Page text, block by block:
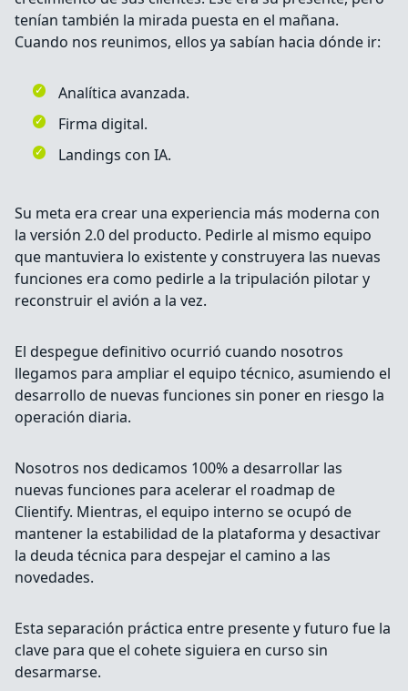
tenían también la mirada puesta en el mañana.
Cuando nos reunimos, ellos ya sabían hacia dónde ir:
Analítica avanzada.
Firma digital.
Landings con IA.
Su meta era crear una experiencia más moderna con
la versión 2.0 del producto. Pedirle al mismo equipo
que mantuviera lo existente y construyera las nuevas
funciones era como pedirle a la tripulación pilotar y
reconstruir el avión a la vez.
El despegue definitivo ocurrió cuando nosotros
llegamos para ampliar el equipo técnico, asumiendo el
desarrollo de nuevas funciones sin poner en riesgo la
operación diaria.
Nosotros nos dedicamos 100% a desarrollar las
nuevas funciones para acelerar el roadmap de
Clientify. Mientras, el equipo interno se ocupó de
mantener la estabilidad de la plataforma y desactivar
la deuda técnica para despejar el camino a las
novedades.
Esta separación práctica entre presente y futuro fue la
clave para que el cohete siguiera en curso sin
desarmarse.